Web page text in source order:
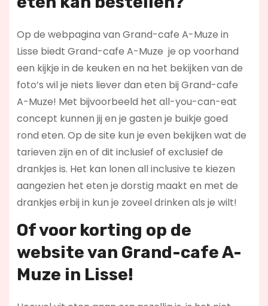
Op de webpagina van Grand-cafe A-Muze in
Lisse biedt Grand-cafe A-Muze je op voorhand
een kijkje in de keuken en na het bekijken van de
foto’s wil je niets liever dan eten bij Grand-cafe
A-Muze! Met bijvoorbeeld het all-you-can-eat
concept kunnen jij en je gasten je buikje goed
rond eten. Op de site kun je even bekijken wat de
tarieven zijn en of dit inclusief of exclusief de
drankjes is. Het kan lonen all inclusive te kiezen
aangezien het eten je dorstig maakt en met de
drankjes erbij in kun je zoveel drinken als je wilt!
Of voor korting op de
website van Grand-cafe A-
Muze in Lisse!